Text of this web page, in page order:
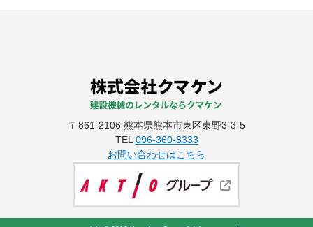
〒861-2106 熊本県熊本市東区東野3-3-5
TEL096-360-8333
お問い合わせはこちら